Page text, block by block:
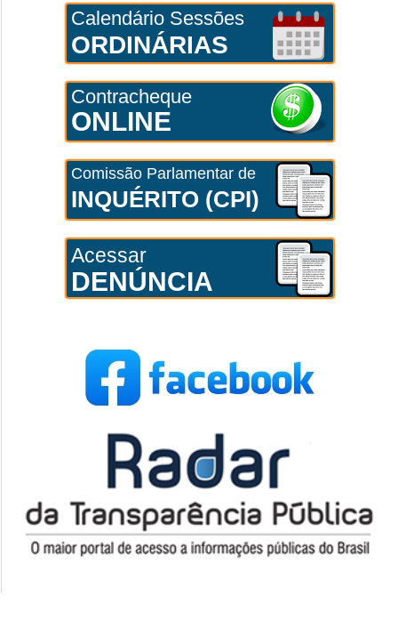
Calendário Sessões
ORDINÁRIAS
Contracheque
ONLINE
Comissão Parlamentar de
INQUÉRITO (CPI)
Acessar
DENÚNCIA